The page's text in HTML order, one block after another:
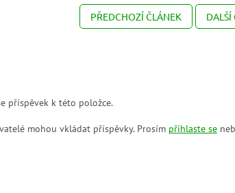
PŘEDCHOZÍ ČLÁNEK DALŠÍ
příspěvek k této položce.
mohou vkládat příspěvky. Prosím přihlaste se